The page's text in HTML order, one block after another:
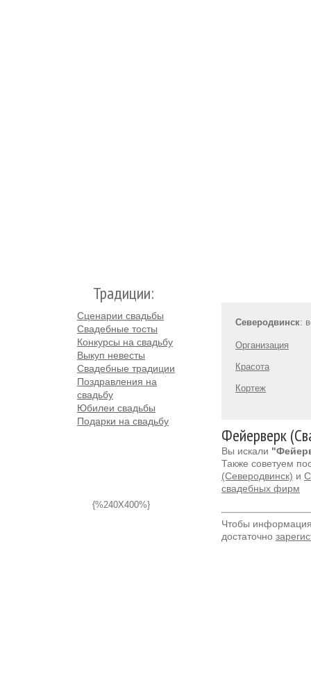
Традиции:
Сценарии свадьбы
Свадебные тосты
Конкурсы на свадьбу
Выкуп невесты
Свадебные традиции
Поздравления на
свадьбу
Юбилеи свадьбы
Подарки на свадьбу
{%240X400%}
Северодвинск:
Организация
Красота
Кортеж
Фейерверк
Вы искали
Также советуем
(Северодвинск) и
свадебных фирм
Чтобы
достаточно